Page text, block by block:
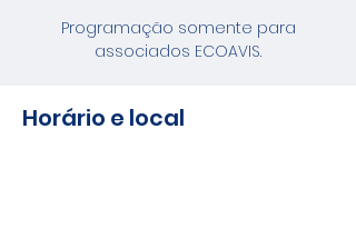
Programação somente para
associados ECOAVIS.
Horário e local